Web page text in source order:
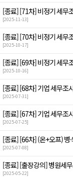
[종료][71차] 비정기 세무
[2025-11-13]
[종료][70차] 비정기 세무
[2025-10-17]
[종료][69차] 비정기 세무
[2025-10-16]
[종료][68차] 기업 세무조
[2025-07-31]
[종료][67차] 기업 세무조
[2025-07-25]
[종료][66차] (온+오프) 병
[2025-07-08]
[종료][출장강의] 병원세
[2025-05-22]